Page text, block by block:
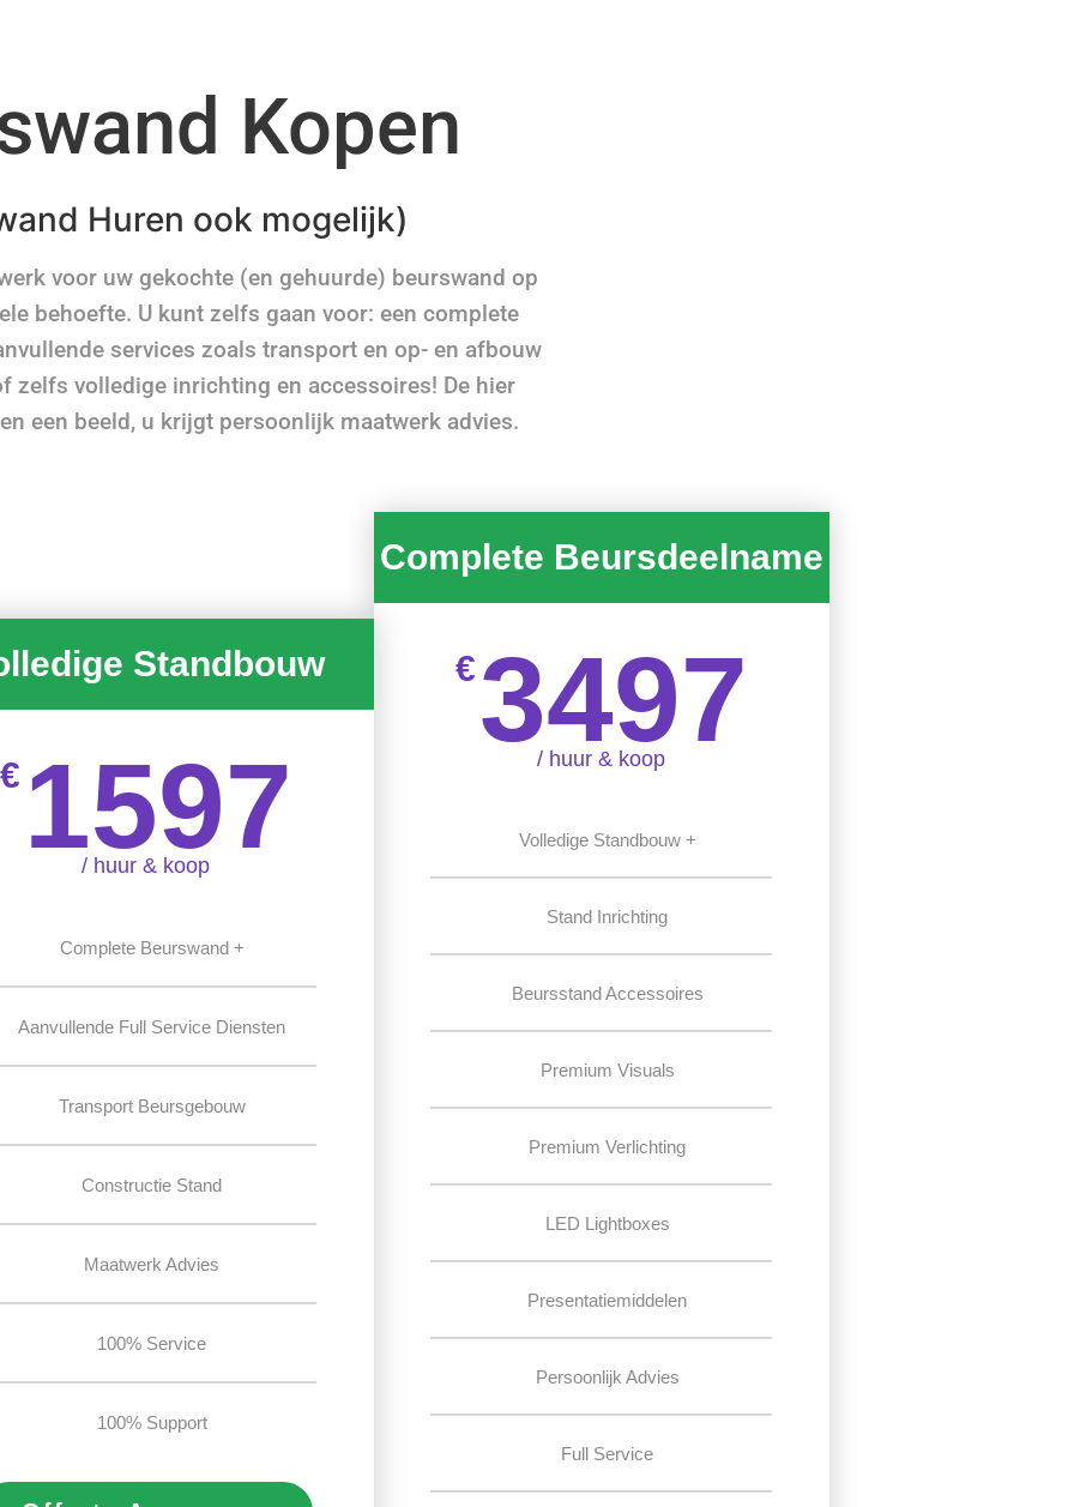
Kopen
Huren ook mogelijk)
voor uw gekochte (en gehuurde) beurswand op
behoefte. U kunt zelfs gaan voor: een complete
services zoals transport en op- en afbouw
zelfs volledige inrichting en accessoires! De hier
een beeld, u krijgt persoonlijk maatwerk advies.
Standbouw
€ 1597
/ huur & koop
Complete Beurswand +
Aanvullende Full Service Diensten
Transport Beursgebouw
Constructie Stand
Maatwerk Advies
100% Service
100% Support
Complete Beursdeelname
€3497
/ huur & koop
Volledige Standbouw +
Stand Inrichting
Beursstand Accessoires
Premium Visuals
Premium Verlichting
LED Lightboxes
Presentatiemiddelen
Persoonlijk Advies
Full Service